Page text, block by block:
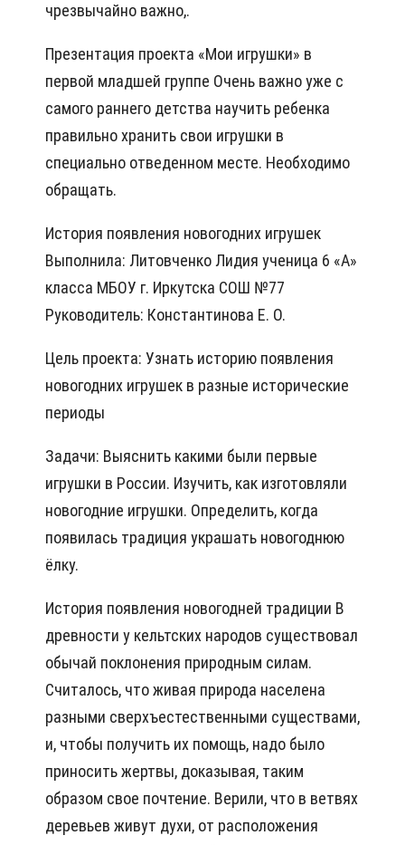
чрезвычайно важно,.
Презентация проекта «Мои игрушки» в
первой младшей группе Очень важно уже с
самого раннего детства научить ребенка
правильно хранить свои игрушки в
специально отведенном месте. Необходимо
обращать.
История появления новогодних игрушек
Выполнила: Литовченко Лидия ученица 6 «А»
класса МБОУ г. Иркутска СОШ №77
Руководитель: Константинова Е. О.
Цель проекта: Узнать историю появления
новогодних игрушек в разные исторические
периоды
Задачи: Выяснить какими были первые
игрушки в России. Изучить, как изготовляли
новогодние игрушки. Определить, когда
появилась традиция украшать новогоднюю
ёлку.
История появления новогодней традиции В
древности у кельтских народов существовал
обычай поклонения природным силам.
Считалось, что живая природа населена
разными сверхъестественными существами,
и, чтобы получить их помощь, надо было
приносить жертвы, доказывая, таким
образом свое почтение. Верили, что в ветвях
деревьев живут духи, от расположения